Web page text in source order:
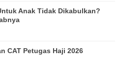
Anak Tidak Dikabulkan?
CAT Petugas Haji 2026